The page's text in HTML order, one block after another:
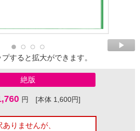
すると拡大ができます。
絶版
円 [本体 1,600円]
りませんが、